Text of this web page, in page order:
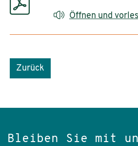
Öffnen und
Zurück
Bleiben Sie mit